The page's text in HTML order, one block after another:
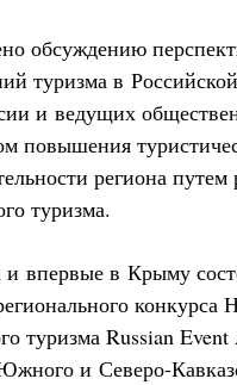
обсуждению
туризма в
и ведущих
повышения
региона путем
туризма.
впервые в Крыму
конкурса
туризма Russian Event
и Северо-